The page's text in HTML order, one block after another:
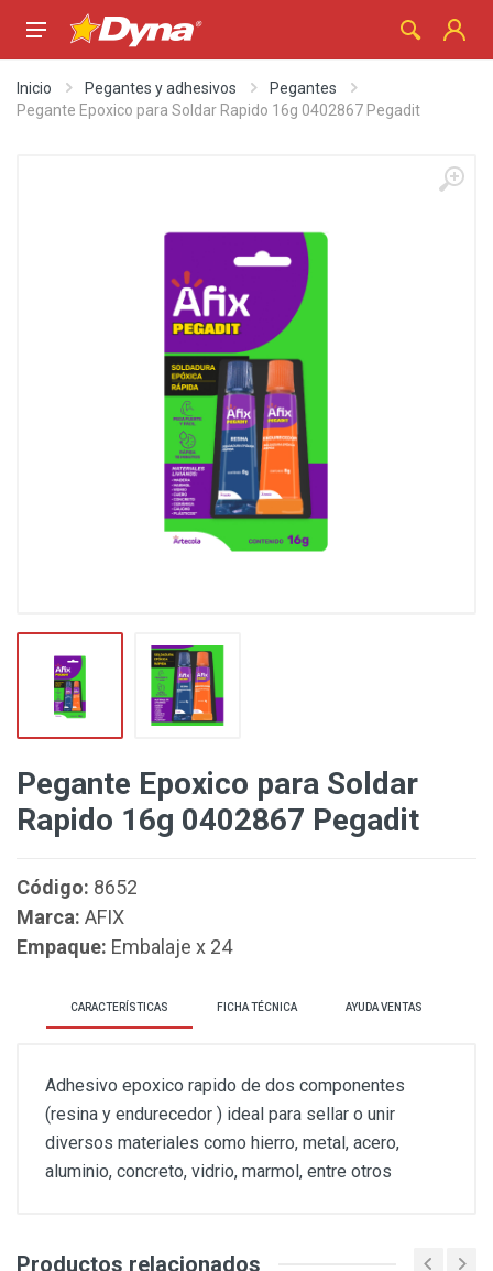
Inicio Pegantes y adhesivos
Pegantes
Pegante Epoxico para Soldar Rapido 16g 0402867 Pegadit
Pegante Epoxico para Soldar
Rapido 16g 0402867 Pegadit
Código: 8652
Marca: AFIX
Empaque: Embalaje x 24
CARACTERÍSTICAS FICHA TÉCNICA AYUDA VENTAS
Adhesivo epoxico rapido de dos componentes
(resina y endurecedor ) ideal para sellar o unir
diversos materiales como hierro, metal, acero,
aluminio, concreto, vidrio, marmol, entre otros
Productos relacionados